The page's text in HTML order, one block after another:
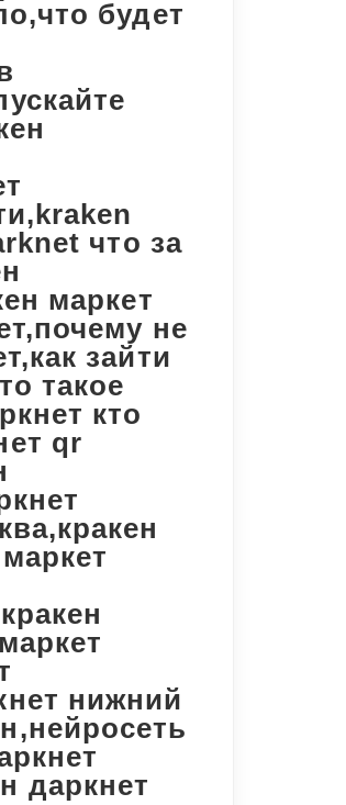
будет
что за
маркет
не
зайти
такое
кто
qr
нижний
даркнет